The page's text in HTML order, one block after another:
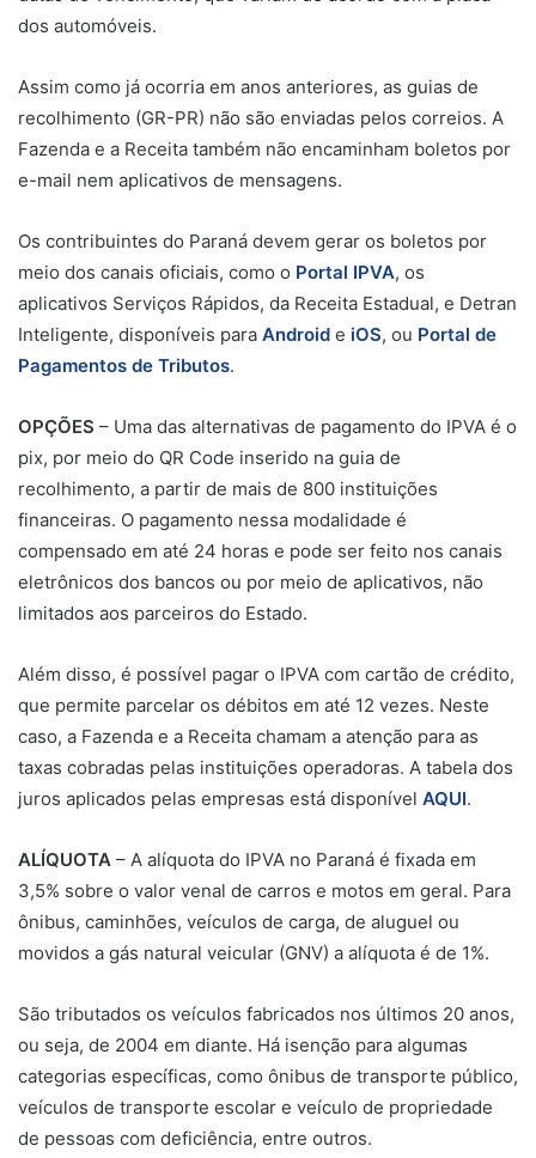
dos automóveis.
Assim como já ocorria em anos anteriores, as guias de
recolhimento (GR-PR) não são enviadas pelos correios. A
Fazenda e a Receita também não encaminham boletos por
e-mail nem aplicativos de mensagens.
Os contribuintes do Paraná devem gerar os boletos por
meio dos canais oficiais, como o Portal IPVA, os
aplicativos Serviços Rápidos, da Receita Estadual, e Detran
Inteligente, disponíveis para Android e iOS, ou Portal de
Pagamentos de Tributos.
OPÇÕES – Uma das alternativas de pagamento do IPVA é o
pix, por meio do QR Code inserido na guia de
recolhimento, a partir de mais de 800 instituições
financeiras. O pagamento nessa modalidade é
compensado em até 24 horas e pode ser feito nos canais
eletrônicos dos bancos ou por meio de aplicativos, não
limitados aos parceiros do Estado.
Além disso, é possível pagar o IPVA com cartão de crédito,
que permite parcelar os débitos em até 12 vezes. Neste
caso, a Fazenda e a Receita chamam a atenção para as
taxas cobradas pelas instituições operadoras. A tabela dos
juros aplicados pelas empresas está disponível AQUI.
ALÍQUOTA – A alíquota do IPVA no Paraná é fixada em
3,5% sobre o valor venal de carros e motos em geral. Para
ônibus, caminhões, veículos de carga, de aluguel ou
movidos a gás natural veicular (GNV) a alíquota é de 1%.
São tributados os veículos fabricados nos últimos 20 anos,
ou seja, de 2004 em diante. Há isenção para algumas
categorias específicas, como ônibus de transporte público,
veículos de transporte escolar e veículo de propriedade
de pessoas com deficiência, entre outros.